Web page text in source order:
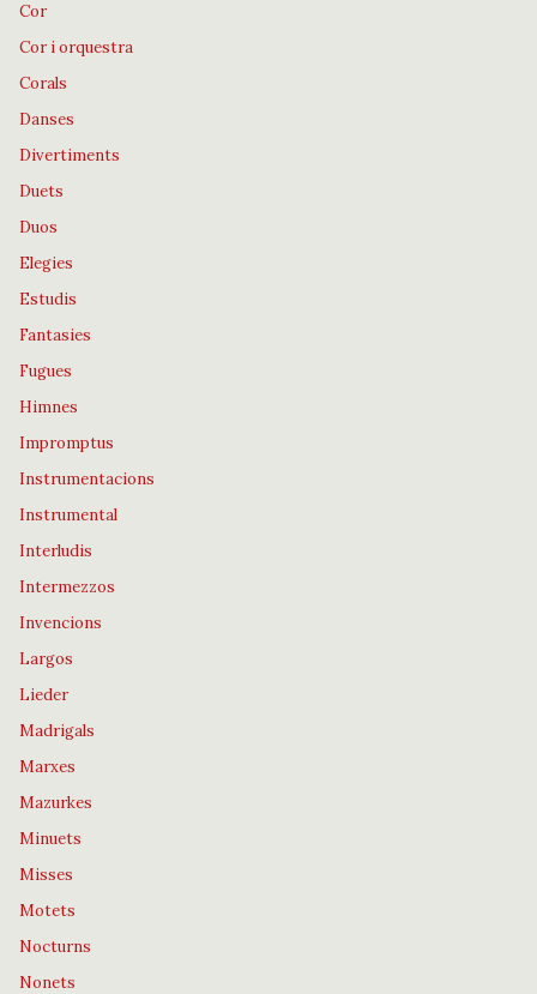
Cor
Cor i orquestra
Corals
Danses
Divertiments
Duets
Duos
Elegies
Estudis
Fantasies
Fugues
Himnes
Impromptus
Instrumentacions
Instrumental
Interludis
Intermezzos
Invencions
Largos
Lieder
Madrigals
Marxes
Mazurkes
Minuets
Misses
Motets
Nocturns
Nonets